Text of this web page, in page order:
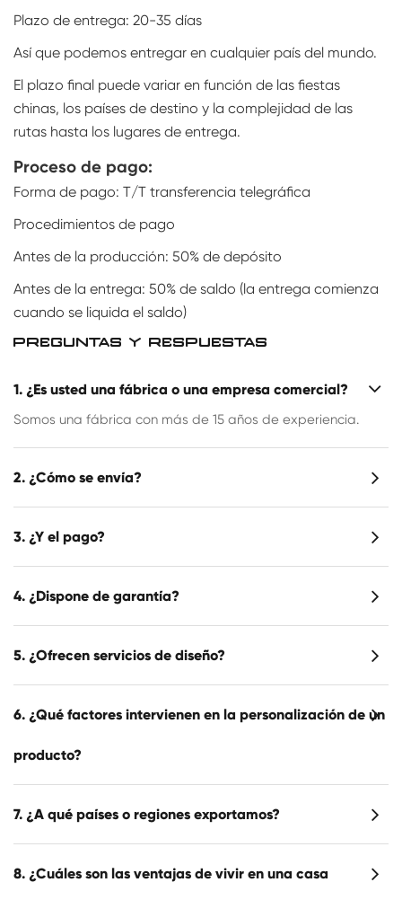
Plazo de entrega: 20-35 días
Así que podemos entregar en cualquier país del mundo.
El plazo final puede variar en función de las fiestas
chinas, los países de destino y la complejidad de las
rutas hasta los lugares de entrega.
Proceso de pago:
Forma de pago: T/T transferencia telegráfica
Procedimientos de pago
Antes de la producción: 50% de depósito
Antes de la entrega: 50% de saldo (la entrega comienza
cuando se liquida el saldo)
PREGUNTAS Y RESPUESTAS
1. ¿Es usted una fábrica o una empresa comercial?
Somos una fábrica con más de 15 años de experiencia.
2. ¿Cómo se envía?
3. ¿Y el pago?
4. ¿Dispone de garantía?
5. ¿Ofrecen servicios de diseño?
6. ¿Qué factores intervienen en la personalización de un
producto?
7. ¿A qué países o regiones exportamos?
8. ¿Cuáles son las ventajas de vivir en una casa